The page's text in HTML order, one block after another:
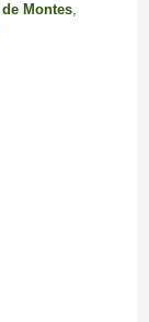
Montes,